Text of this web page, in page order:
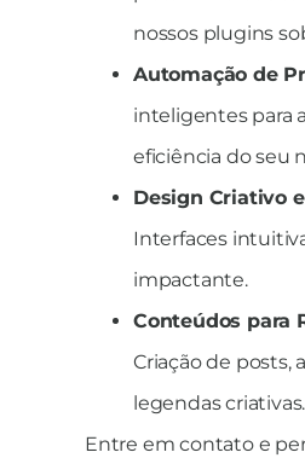
nossos plugins
Automação de
inteligentes para
eficiência do seu
Design Criativo
Interfaces
impactante.
Conteúdos para
Criação de posts,
legendas criativas.
Entre em contato e